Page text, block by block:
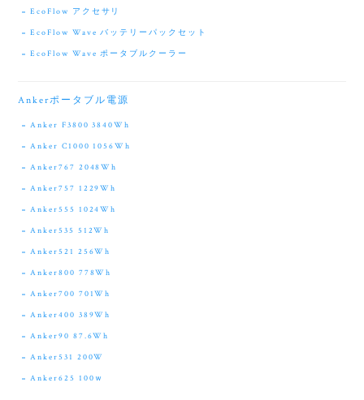
EcoFlow アクセサリ
EcoFlow Wave バッテリーパックセット
EcoFlow Wave ポータブルクーラー
Ankerポータブル電源
Anker F3800 3840Wh
Anker C1000 1056Wh
Anker767 2048Wh
Anker757 1229Wh
Anker555 1024Wh
Anker535 512Wh
Anker521 256Wh
Anker800 778Wh
Anker700 701Wh
Anker400 389Wh
Anker90 87.6Wh
Anker531 200W
Anker625 100ｗ